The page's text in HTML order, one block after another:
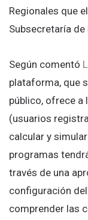
Regionales que
Subsecretaría
Según comentó
plataforma, que
público, ofrece a
(usuarios
calcular y
programas
través de una
configuración
comprender las